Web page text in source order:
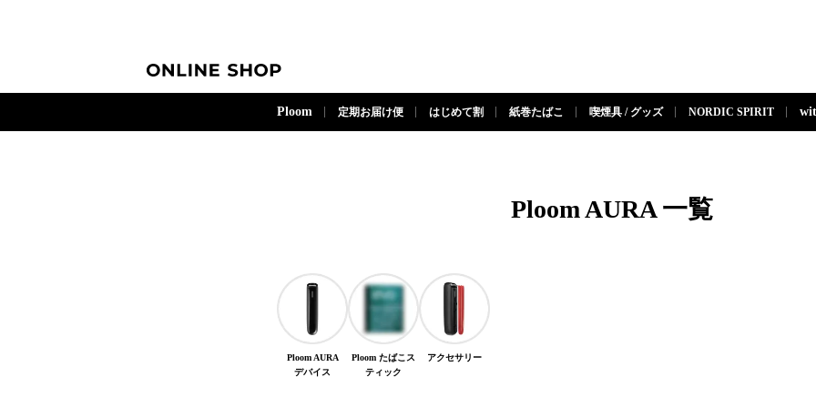
ONLINE SHOP
Ploom 定期お届け便 はじめて割 紙巻たばこ 喫煙具 / グッズ NORDIC SPIRIT
Ploom AURA 一覧
Ploom AURA
デバイス
Ploom たばこス
ティック
アクセサリー